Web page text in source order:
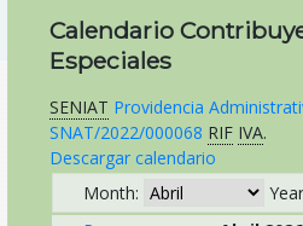
Calendario
Especiales
SENIAT Providencia
SNAT/2022/000068 RIF IVA.
Descargar calendario
Month: